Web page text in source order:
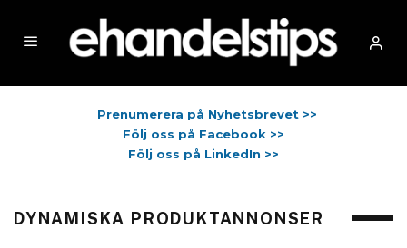
Prenumerera på Nyhetsbrevet >>
Följ oss på Facebook >>
Följ oss på LinkedIn >>
DYNAMISKA PRODUKTANNONSER